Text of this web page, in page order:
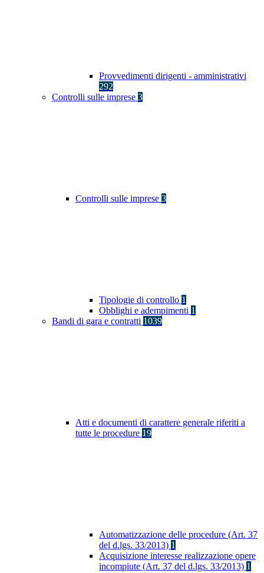
Provvedimenti dirigenti - amministrativi
292
Controlli sulle imprese 3
Controlli sulle imprese 3
Tipologie di controllo 1
Obblighi e adempimenti 1
Bandi di gara e contratti 1039
Atti e documenti di carattere generale riferiti a
tutte le procedure 19
Automatizzazione delle procedure (Art. 37
del d.lgs. 33/2013) 1
Acquisizione interesse realizzazione opere
incompiute (Art. 37 del d.lgs. 33/2013) 1